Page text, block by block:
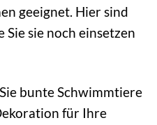
geeignet. Hier sind
sie noch einsetzen
bunte Schwimmtiere
für Ihre